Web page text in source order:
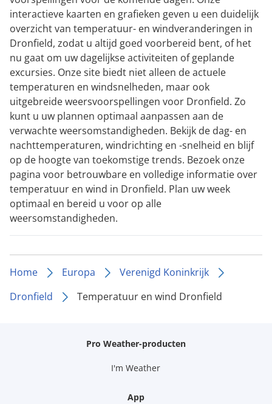
interactieve kaarten en grafieken geven u een duidelijk
overzicht van temperatuur- en windveranderingen in
Dronfield, zodat u altijd goed voorbereid bent, of het
nu gaat om uw dagelijkse activiteiten of geplande
excursies. Onze site biedt niet alleen de actuele
temperaturen en windsnelheden, maar ook
uitgebreide weersvoorspellingen voor Dronfield. Zo
kunt u uw plannen optimaal aanpassen aan de
verwachte weersomstandigheden. Bekijk de dag- en
nachttemperaturen, windrichting en -snelheid en blijf
op de hoogte van toekomstige trends. Bezoek onze
pagina voor betrouwbare en volledige informatie over
temperatuur en wind in Dronfield. Plan uw week
optimaal en bereid u voor op alle
weersomstandigheden.
Home Europa
Verenigd Koninkrijk
Dronfield
Temperatuur en wind Dronfield
Pro Weather-producten
I'm Weather
App